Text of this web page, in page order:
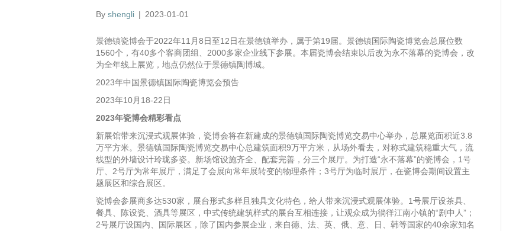
By shengli | 2023-01-01
景德镇瓷博会于2022年11月8日至12日在景德镇举办，属于第19届。景德镇国际陶瓷博览会总展位数
1560个，有40多个客商团组、2000多家企业线下参展。本届瓷博会结束以后改为永不落幕的瓷博会，改
为全年线上展览，地点仍然位于景德镇陶博城。
2023年中国景德镇国际陶瓷博览会预告
2023年10月18-22日
2023年瓷博会精彩看点
新展馆带来沉浸式观展体验，瓷博会将在新建成的景德镇国际陶瓷博览交易中心举办，总展览面积近3.8
万平方米。景德镇国际陶瓷博览交易中心总建筑面积9万平方米，从场外看去，对称式建筑稳重大气，流
线型的外墙设计玲珑多姿。新场馆设施齐全、配套完善，分三个展厅。为打造“永不落幕”的瓷博会，1号
厅、2号厅为常年展厅，满足了会展向常年展转变的物理条件；3号厅为临时展厅，在瓷博会期间设置主
题展区和综合展区。
瓷博会参展商多达530家，展台形式多样且独具文化特色，给人带来沉浸式观展体验。1号展厅设茶具、
餐具、陈设瓷、酒具等展区，中式传统建筑样式的展台互相连接，让观众成为徜徉江南小镇的“剧中人”；
2号展厅设国内、国际展区，除了国内参展企业，来自德、法、英、俄、意、日、韩等国家的40余家知名